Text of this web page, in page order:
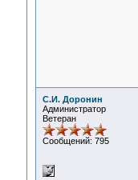
С.И. Доронин
Администратор
Ветеран
Сообщений: 795